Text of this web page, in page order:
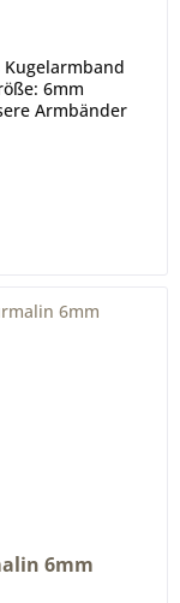
6mm
Armbänder
6mm